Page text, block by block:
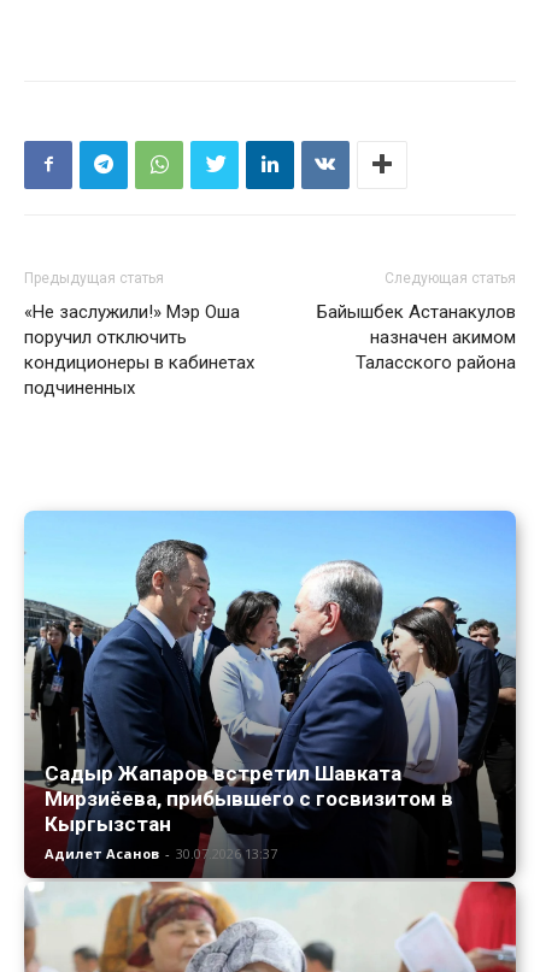
Предыдущая статья
«Не заслужили!» Мэр Оша
поручил отключить
кондиционеры в кабинетах
подчиненных
Следующая статья
Байышбек Астанакулов
назначен акимом
Таласского района
Садыр Жапаров встретил Шавката
Мирзиёева, прибывшего с госвизитом в
Кыргызстан
Адилет Асанов - 30.07.2026 13:37